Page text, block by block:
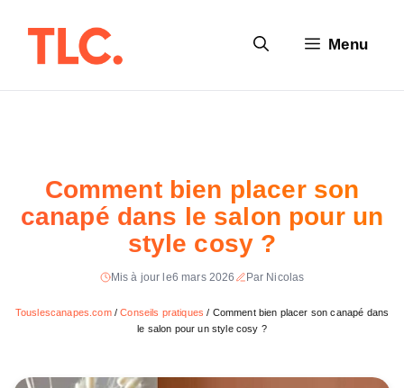
Menu
Comment bien placer son
canapé dans le salon pour un
style cosy ?
Mis à jour le6 mars 2026 Par Nicolas
Touslescanapes.com/Conseils pratiques / Comment bien placer son canapé dans
le salon pour un style cosy ?